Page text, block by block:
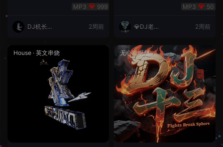
999
DJ机长云
2周前
50
💎DJ老王
2周前
House · 英文串烧 无心睡眠鼓